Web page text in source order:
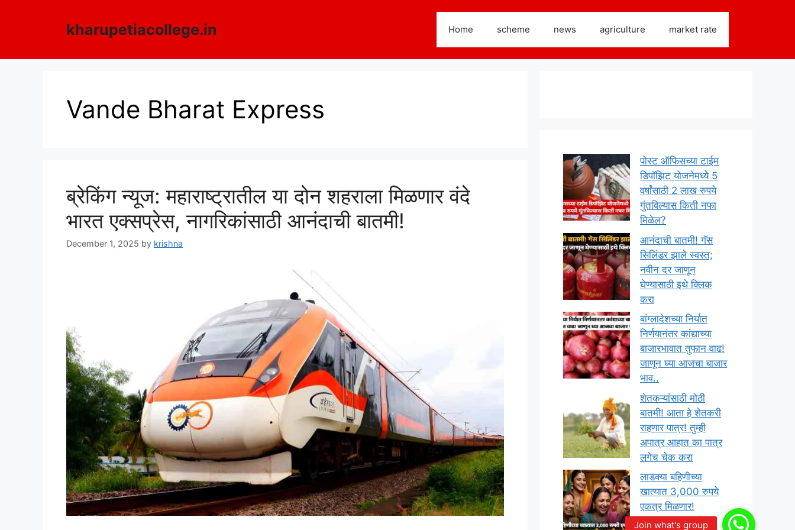
kharupetiacollege.in Home scheme news agriculture market rate
Vande Bharat Express
ब्रेकिंग न्यूज: महाराष्ट्रातील या दोन शहराला मिळणार वंदे
भारत एक्सप्रेस, नागरिकांसाठी आनंदाची बातमी!
December 1, 2025 by krishna
पोस्ट ऑफिसच्या टाईम
डिपॉझिट योजनेमध्ये 5
वर्षांसाठी 2 लाख रुपये
गुंतविल्यास किती नफा
मिळेल?
आनंदाची बातमी! गॅस
सिलिंडर झाले स्वस्त;
नवीन दर जाणून
घेण्यासाठी इथे क्लिक
करा
बांग्लादेशच्या निर्यात
निर्णयानंतर कांद्याच्या
बाजारभावात तुफान वाढ!
जाणून घ्या आजचा बाजार
भाव..
शेतकऱ्यांसाठी मोठी
बातमी! आता हे शेतकरी
राहणार पात्र! तुम्ही
अपात्र आहात का पात्र
लगेच चेक करा
लाडक्या बहिणीच्या
खात्यात 3,000 रुपये
एकत्र मिळणार!
सरकारकडून तारीख